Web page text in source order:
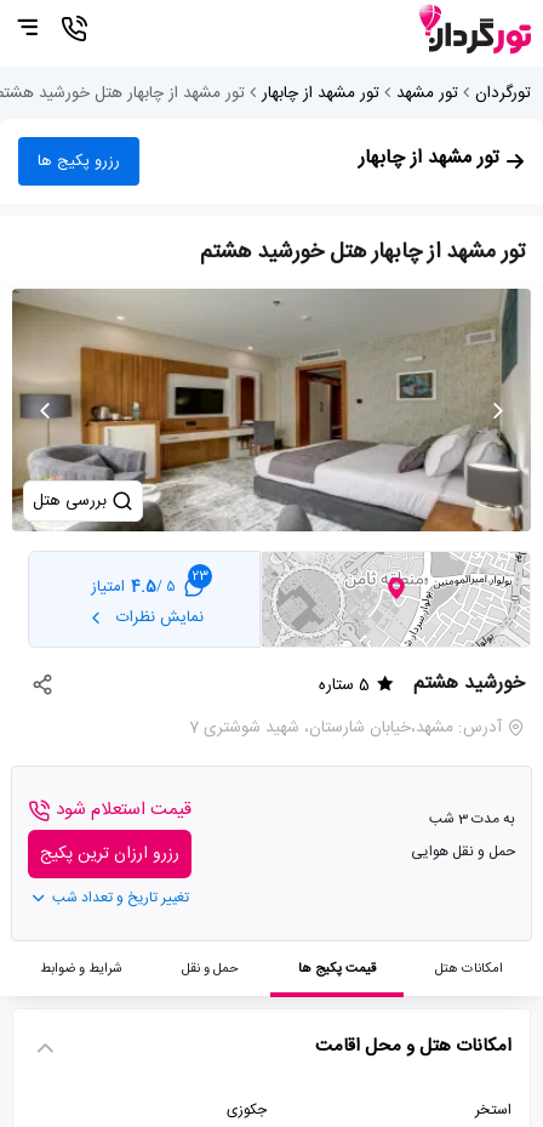
تورگردان تور مشهد تور مشهد از چابهار تور مشهد از چابهار هتل خورشید
تور مشهد از چابهار رزرو پکیج ها
تور مشهد از چابهار هتل خورشید هشتم
بررسی هتل
23
5 /
4.5 امتیاز
نمایش نظرات
خورشید هشتم
5 ستاره
آدرس: مشهد،خیابان شارستان، شهید شوشتری 7
به مدت 3 شب
حمل و نقل هوایی
قیمت استعلام شود
رزرو ارزان ترین پکیج
تغییر تاریخ و تعداد شب
امکانات هتل قیمت پکیج ها حمل و نقل شرایط و ضوابط
امکانات هتل و محل اقامت
استخر
جکوزی